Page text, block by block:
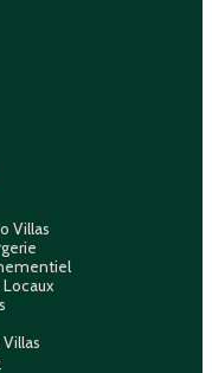
Villas